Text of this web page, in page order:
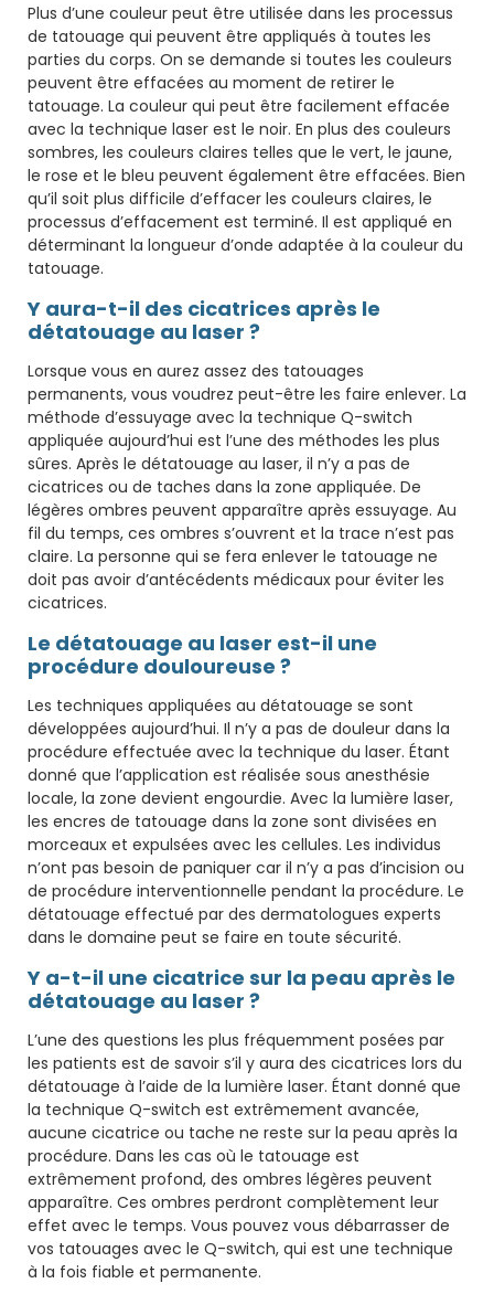
Plus d’une couleur peut être utilisée dans les processus
de tatouage qui peuvent être appliqués à toutes les
parties du corps. On se demande si toutes les couleurs
peuvent être effacées au moment de retirer le
tatouage. La couleur qui peut être facilement effacée
avec la technique laser est le noir. En plus des couleurs
sombres, les couleurs claires telles que le vert, le jaune,
le rose et le bleu peuvent également être effacées. Bien
qu’il soit plus difficile d’effacer les couleurs claires, le
processus d’effacement est terminé. Il est appliqué en
déterminant la longueur d’onde adaptée à la couleur du
tatouage.
Y aura-t-il des cicatrices après le
détatouage au laser ?
Lorsque vous en aurez assez des tatouages ​​
permanents, vous voudrez peut-être les faire enlever. La
méthode d’essuyage avec la technique Q-switch
appliquée aujourd’hui est l’une des méthodes les plus
sûres. Après le détatouage au laser, il n’y a pas de
cicatrices ou de taches dans la zone appliquée. De
légères ombres peuvent apparaître après essuyage. Au
fil du temps, ces ombres s’ouvrent et la trace n’est pas
claire. La personne qui se fera enlever le tatouage ne
doit pas avoir d’antécédents médicaux pour éviter les
cicatrices.
Le détatouage au laser est-il une
procédure douloureuse ?
Les techniques appliquées au détatouage se sont
développées aujourd’hui. Il n’y a pas de douleur dans la
procédure effectuée avec la technique du laser. Étant
donné que l’application est réalisée sous anesthésie
locale, la zone devient engourdie. Avec la lumière laser,
les encres de tatouage dans la zone sont divisées en
morceaux et expulsées avec les cellules. Les individus
n’ont pas besoin de paniquer car il n’y a pas d’incision ou
de procédure interventionnelle pendant la procédure. Le
détatouage effectué par des dermatologues experts
dans le domaine peut se faire en toute sécurité.
Y a-t-il une cicatrice sur la peau après le
détatouage au laser ?
L’une des questions les plus fréquemment posées par
les patients est de savoir s’il y aura des cicatrices lors du
détatouage à l’aide de la lumière laser. Étant donné que
la technique Q-switch est extrêmement avancée,
aucune cicatrice ou tache ne reste sur la peau après la
procédure. Dans les cas où le tatouage est
extrêmement profond, des ombres légères peuvent
apparaître. Ces ombres perdront complètement leur
effet avec le temps. Vous pouvez vous débarrasser de
vos tatouages ​​avec le Q-switch, qui est une technique
à la fois fiable et permanente.